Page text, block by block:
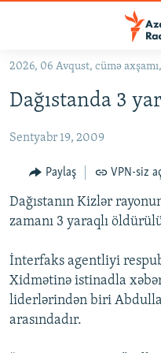
Əsas
qayıt
naviqasiyaya
Axtarışa
keç
#İZAHLA
KORRUPSIOMETR
#ƏSLINDƏ
FƏRQƏ BAX
QANUNI DOĞRU
ARAŞDIRMA
MULTIMEDIA
VIDEO
RADIO ARXIV
2026, 06 Avqust, cümə
Dağıstanda 3
Sentyabr 19, 2009
Paylaş VPN-siz
Dağıstanın Kizlər
zamanı 3 yaraqlı
İnterfaks agentliyi
Xidmətinə istinadla
liderlərindən biri
arasındadır.